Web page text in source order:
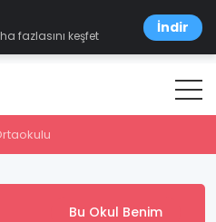
fazlasını keşfet
İndir
Bu Okul Benim